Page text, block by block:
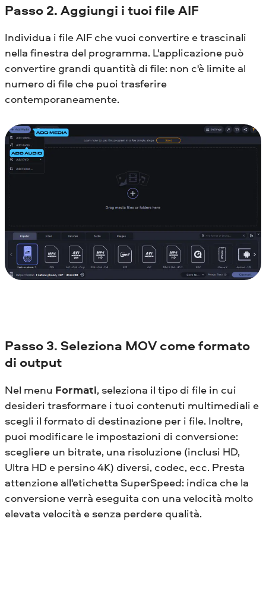
Passo 2. Aggiungi i tuoi file AIF
Individua i file AIF che vuoi convertire e trascinali
nella finestra del programma. L'applicazione può
convertire grandi quantità di file: non c'è limite al
numero di file che puoi trasferire
contemporaneamente.
Passo 3. Seleziona MOV come formato
di output
Nel menu Formati, seleziona il tipo di file in cui
desideri trasformare i tuoi contenuti multimediali e
scegli il formato di destinazione per i file. Inoltre,
puoi modificare le impostazioni di conversione:
scegliere un bitrate, una risoluzione (inclusi HD,
Ultra HD e persino 4K) diversi, codec, ecc. Presta
attenzione all'etichetta SuperSpeed: indica che la
conversione verrà eseguita con una velocità molto
elevata velocità e senza perdere qualità.